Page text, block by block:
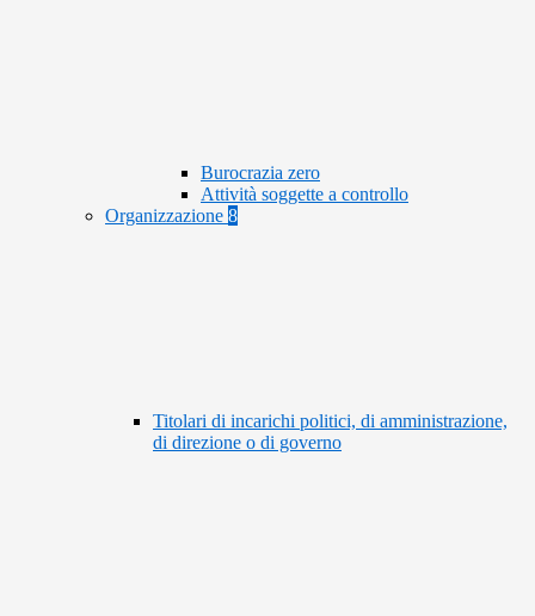
Burocrazia zero
Attività soggette a controllo
Organizzazione 8
Titolari di incarichi politici, di amministrazione,
di direzione o di governo